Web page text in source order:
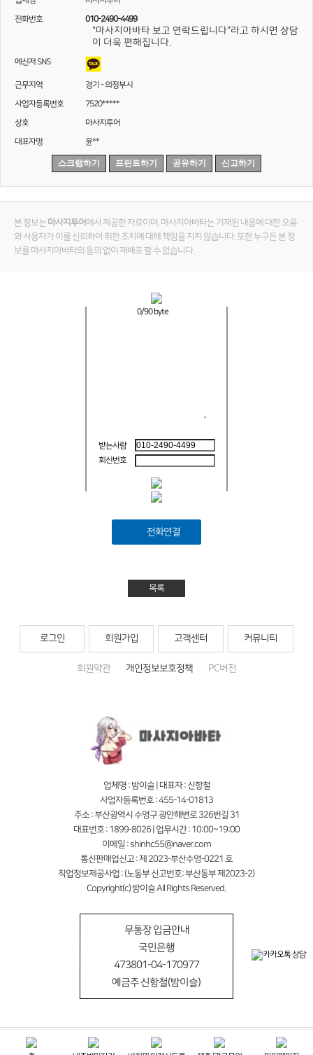
전화상담 문자상담
전화번호
010-2490-4499
"마사지아바타 보고 연락드립니다"라고 하시면 상담
이 더욱 편해집니다.
메신저 SNS
근무지역
경기 - 의정부시
사업자등록번호
7520*****
상호
마사지투어
대표자명
윤**
스크랩하기 프린트하기 공유하기 신고하기
본 정보는 마사지투어에서 제공한 자료이며, 마사지아바타는 기재된 내용에 대한 오류
와 사용자가 이를 신뢰하여 취한 조치에 대해 책임을 지지 않습니다. 또한 누구든 본 정
보를 마사지아바타의 동의 없이 재배포 할 수 없습니다.
0/90 byte
받는사람
회신번호
전화연결
목록
로그인 회원가입 고객센터 커뮤니티
회원약관 개인정보보호정책 PC버전
업체명 : 밤이슬 | 대표자 : 신항철
사업자등록번호 : 455-14-01813
주소 : 부산광역시 수영구 광안해변로 326번길 31
대표번호 : 1899-8026 | 업무시간 : 10:00~19:00
이메일 : shinhc55@naver.com
통신판매업신고 : 제 2023-부산수영-0221 호
직업정보제공사업 : (노동부 신고번호: 부산동부 제2023-2)
Copyright(c) 밤이슬 All Rights Reserved.
무통장 입금안내
국민은행
473801-04-170977
예금주 신항철(밤이슬)